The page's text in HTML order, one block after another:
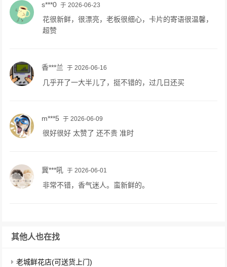
s***0 于 2026-06-23
花很新鲜，很漂亮，老板很细心，卡片的寄语很温馨，
超赞
香***兰 于 2026-06-16
几乎开了一大半儿了，挺不错的，过几日还买
m***5 于 2026-06-09
很好很好 太赞了 还不贵 准时
冀***吼 于 2026-06-01
非常不错，香气迷人。蛮新鲜的。
其他人也在找
老城鲜花店(可送货上门)